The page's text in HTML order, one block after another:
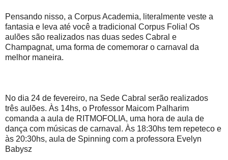
Pensando nisso, a Corpus Academia, literalmente veste a
fantasia e leva até você a tradicional Corpus Folia! Os
aulões são realizados nas duas sedes Cabral e
Champagnat, uma forma de comemorar o carnaval da
melhor maneira.
No dia 24 de fevereiro, na Sede Cabral serão realizados
três aulões. Às 14hs, o Professor Maicom Palharim
comanda a aula de RITMOFOLIA, uma hora de aula de
dança com músicas de carnaval. Às 18:30hs tem repeteco e
às 20:30hs, aula de Spinning com a professora Evelyn
Babysz